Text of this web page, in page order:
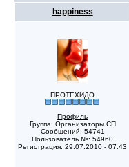
happiness
ПРОТЕХИДО
Профиль
Группа: Организаторы СП
Сообщений: 54741
Пользователь №: 54960
Регистрация: 29.07.2010 - 07:43